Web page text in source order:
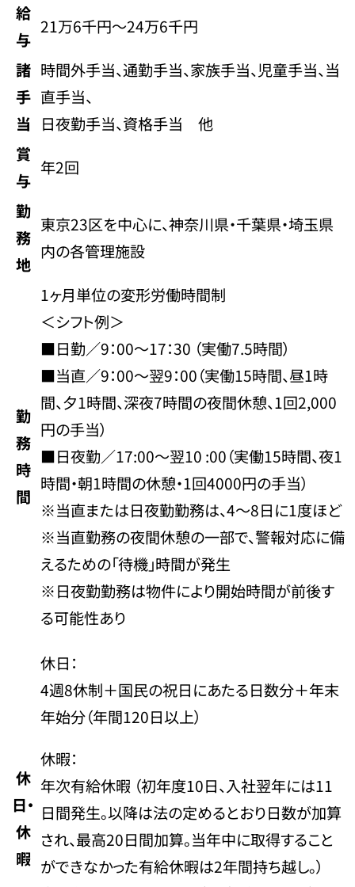
給
与
21万6千円〜24万6千円
諸
手
当
時間外手当、通勤手当、家族手当、児童手当、当
直手当、
日夜勤手当、資格手当 他
賞
与
年2回
勤
務
地
東京23区を中心に、神奈川県・千葉県・埼玉県
内の各管理施設
勤
務
時
間
1ヶ月単位の変形労働時間制
＜シフト例＞
■日勤／9：00～17：30 （実働7.5時間）
■当直／9：00～翌9：00（実働15時間、昼1時
間、夕1時間、深夜7時間の夜間休憩、1回2,000
円の手当）
■日夜勤／17:00～翌10 :00（実働15時間、夜1
時間・朝1時間の休憩・1回4000円の手当）
※当直または日夜勤勤務は、4～8日に1度ほど
※当直勤務の夜間休憩の一部で、警報対応に備
えるための「待機」時間が発生
※日夜勤勤務は物件により開始時間が前後す
る可能性あり
休
日・
休
暇
休日：
4週8休制＋国民の祝日にあたる日数分＋年末
年始分（年間120日以上）
休暇：
年次有給休暇 （初年度10日、入社翌年には11
日間発生。以降は法の定めるとおり日数が加算
され、最高20日間加算。当年中に取得すること
ができなかった有給休暇は2年間持ち越し。）